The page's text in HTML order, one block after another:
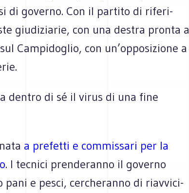
di governo. Con il par­tito di rife­ri­
giu­di­zia­rie, con una destra pronta a
Cam­pi­do­glio, con un’opposizione a
dentro di sé il virus di una fine
a pre­fetti e com­mis­sari per la
. I tec­nici pren­de­ranno il governo
e pesci, cer­che­ranno di riav­vi­ci­